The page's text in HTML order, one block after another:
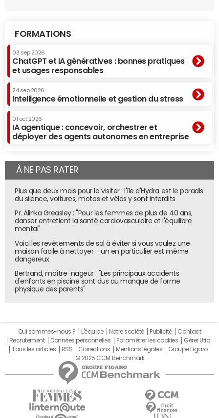
FORMATIONS
03 sep 2026
ChatGPT et IA génératives : bonnes pratiques
et usages responsables
24 sep 2026
Intelligence émotionnelle et gestion du stress
01 oct 2026
IA agentique : concevoir, orchestrer et
déployer des agents autonomes en entreprise
À NE PAS RATER
Plus que deux mois pour la visiter : l'île d'Hydra est le paradis
du silence, voitures, motos et vélos y sont interdits
Pr. Alinka Greasley : "Pour les femmes de plus de 40 ans,
danser entretient la santé cardiovasculaire et l'équilibre
mental"
Voici les revêtements de sol à éviter si vous voulez une
maison facile à nettoyer - un en particulier est même
dangereux
Bertrand, maître-nageur : "Les principaux accidents
d'enfants en piscine sont dus au manque de forme
physique des parents"
Qui sommes-nous ? L'équipe Notre société Publicité
Contact
Recrutement
Données personnelles Paramétrer les cookies
Gérer Utiq
Tous les articles
RSS Corrections Mentions légales
Groupe Figaro
© 2025 CCM Benchmark